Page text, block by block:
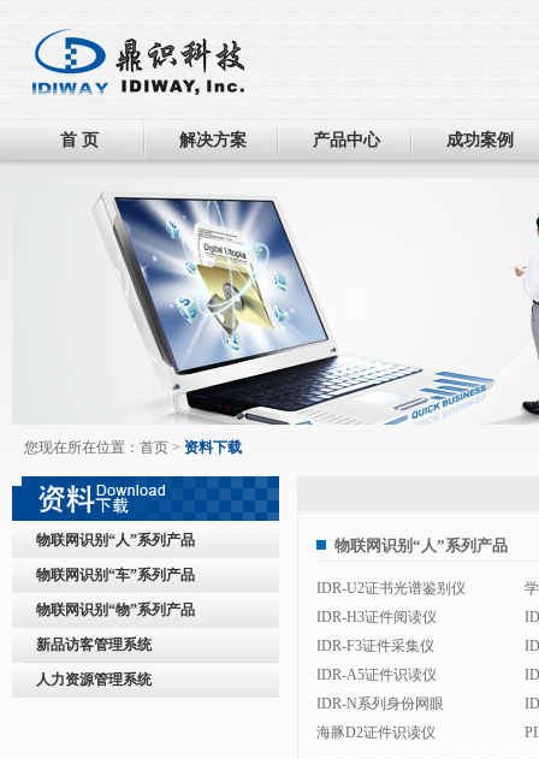
首 页 解决方案 产品中心 成功案例
您现在所在位置： 首页 > 资料下载
物联网识别“人”系列产品
物联网识别“车”系列产品
物联网识别“物”系列产品
新品访客管理系统
人力资源管理系统
物联网识别“人”系列产品
IDR-U2证书光谱鉴别仪
IDR-H3证件阅读仪
IDR-F3证件采集仪
IDR-A5证件识读仪
IDR-N系列身份网眼
海豚D2证件识读仪